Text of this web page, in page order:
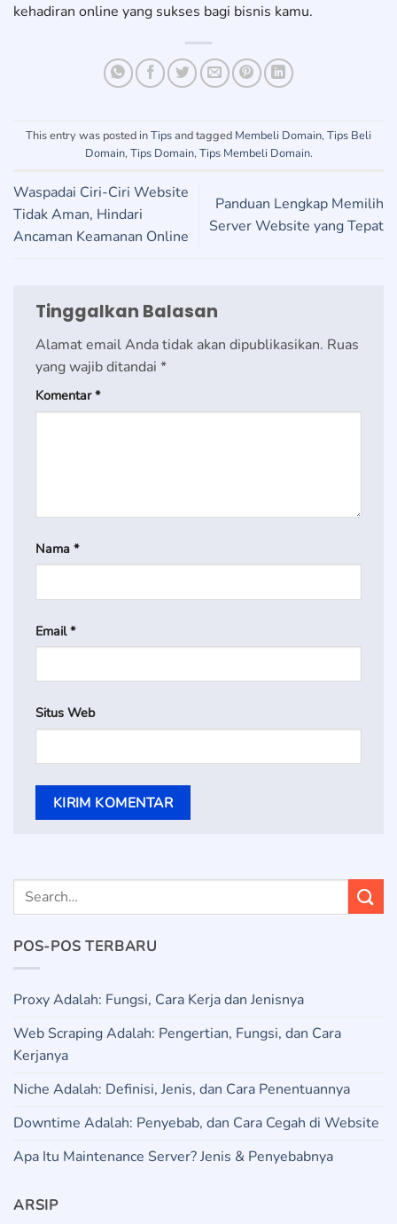
kehadiran online yang sukses bagi bisnis kamu.
This entry was posted inTipsand tagged Membeli Domain, Tips Beli
Domain, Tips Domain, Tips Membeli Domain.
Waspadai Ciri-Ciri Website
Tidak Aman, Hindari
Ancaman Keamanan Online
Panduan Lengkap Memilih
Server Website yang Tepat
Tinggalkan Balasan
Alamat email Anda tidak akan dipublikasikan. Ruas
yang wajib ditandai *
Komentar*
Nama *
Email*
Situs Web
POS-POS TERBARU
Proxy Adalah: Fungsi, Cara Kerja dan Jenisnya
Web Scraping Adalah: Pengertian, Fungsi, dan Cara
Kerjanya
Niche Adalah: Definisi, Jenis, dan Cara Penentuannya
Downtime Adalah: Penyebab, dan Cara Cegah di Website
Apa Itu Maintenance Server? Jenis & Penyebabnya
ARSIP